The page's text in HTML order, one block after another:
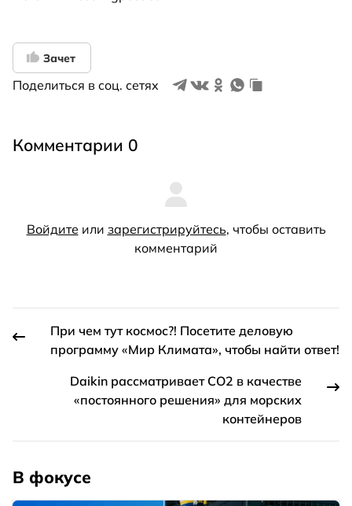
Зачет
Поделиться в соц. сетях
Комментарии 0
Войдите или зарегистрируйтесь, чтобы оставить
комментарий
При чем тут космос?! Посетите деловую
программу «Мир Климата», чтобы найти ответ!
Daikin рассматривает CO2 в качестве
«постоянного решения» для морских
контейнеров
В фокусе